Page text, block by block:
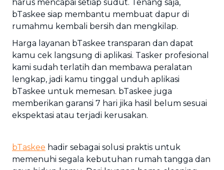
harus mencapai setiap sudut. Tenang saja,
bTaskee siap membantu membuat dapur di
rumahmu kembali bersih dan mengkilap.
Harga layanan bTaskee transparan dan dapat
kamu cek langsung di aplikasi. Tasker profesional
kami sudah terlatih dan membawa peralatan
lengkap, jadi kamu tinggal unduh aplikasi
bTaskee untuk memesan. bTaskee juga
memberikan garansi 7 hari jika hasil belum sesuai
ekspektasi atau terjadi kerusakan.
bTaskee hadir sebagai solusi praktis untuk
memenuhi segala kebutuhan rumah tangga dan